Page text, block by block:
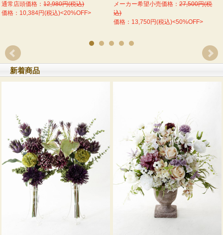
通常店頭価格：12,980円(税込)
価格：10,384円(税込)<20%OFF>
メーカー希望小売価格：27,500円(税
込)
価格：13,750円(税込)<50%OFF>
新着商品